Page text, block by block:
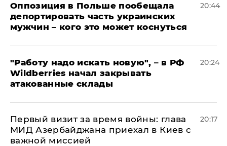
Оппозиция в Польше пообещала
депортировать часть украинских
мужчин – кого это может коснуться
20:44
"Работу надо искать новую", – в РФ
Wildberries начал закрывать
атакованные склады
20:24
Первый визит за время войны: глава
МИД Азербайджана приехал в Киев с
важной миссией
20:17